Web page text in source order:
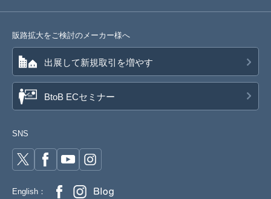
販路拡大をご検討のメーカー様へ
出展して新規取引を増やす
BtoB ECセミナー
SNS
English：